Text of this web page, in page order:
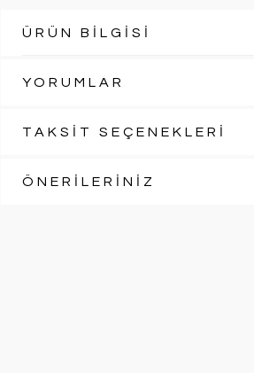
ÜRÜN BİLGİSİ
YORUMLAR
TAKSİT SEÇENEKLERİ
ÖNERİLERİNİZ